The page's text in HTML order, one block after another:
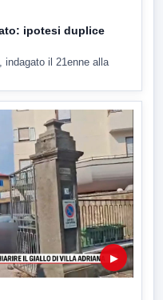
ipotesi duplice
indagato il 21enne alla
▶